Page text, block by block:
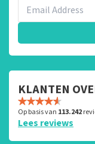
KLANTEN
Op basis van 113.242
Lees reviews